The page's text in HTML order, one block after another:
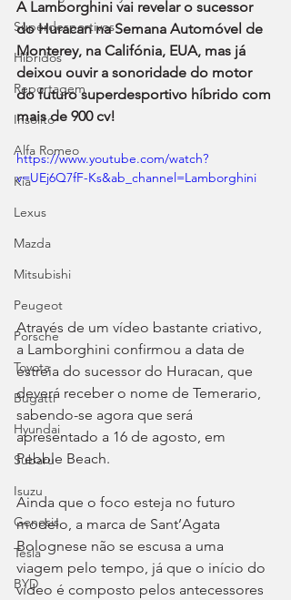
Superdesportivos
Híbridos
Reportagem
Insólito
Alfa Romeo
Kia
Lexus
Mazda
Mitsubishi
Peugeot
Porsche
Toyota
Bugatti
Hyundai
Subaru
Isuzu
Genesis
Tesla
BYD
A Lamborghini vai revelar o sucessor
do Huracan na Semana Automóvel de
Monterey, na Califónia, EUA, mas já
deixou ouvir a sonoridade do motor
do futuro superdesportivo híbrido com
mais de 900 cv!
https://www.youtube.com/watch?
v=UEj6Q7fF-Ks&ab_channel=Lamborghini
Através de um vídeo bastante criativo,
a Lamborghini confirmou a data de
estreia do sucessor do Huracan, que
deverá receber o nome de Temerario,
sabendo-se agora que será
apresentado a 16 de agosto, em
Pebble Beach.
Ainda que o foco esteja no futuro
modelo, a marca de Sant’Agata
Bolognese não se escusa a uma
viagem pelo tempo, já que o início do
vídeo é composto pelos antecessores